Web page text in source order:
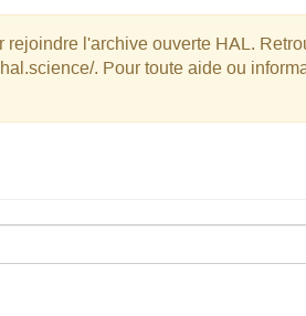
l'archive ouverte HAL.
. Pour toute aide ou